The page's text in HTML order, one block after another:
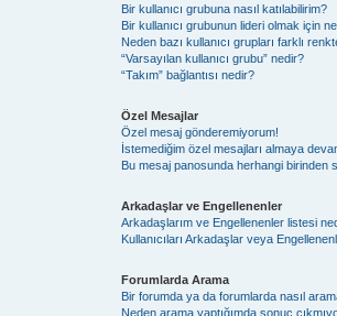
Bir kullanıcı grubuna nasıl katılabilirim?
Bir kullanıcı grubunun lideri olmak için
Neden bazı kullanıcı grupları farklı
“Varsayılan kullanıcı grubu” nedir?
“Takım” bağlantısı nedir?
Özel Mesajlar
Özel mesaj gönderemiyorum!
İstemediğim özel mesajları almaya
Bu mesaj panosunda herhangi birinden
Arkadaşlar ve Engellenenler
Arkadaşlarım ve Engellenenler listesi
Kullanıcıları Arkadaşlar veya
Forumlarda Arama
Bir forumda ya da forumlarda nasıl
Neden arama yaptığımda sonuç